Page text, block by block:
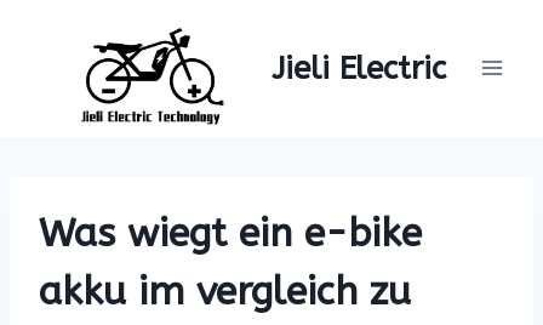
Jieli Electric
Was wiegt ein e-bike
akku im vergleich zu